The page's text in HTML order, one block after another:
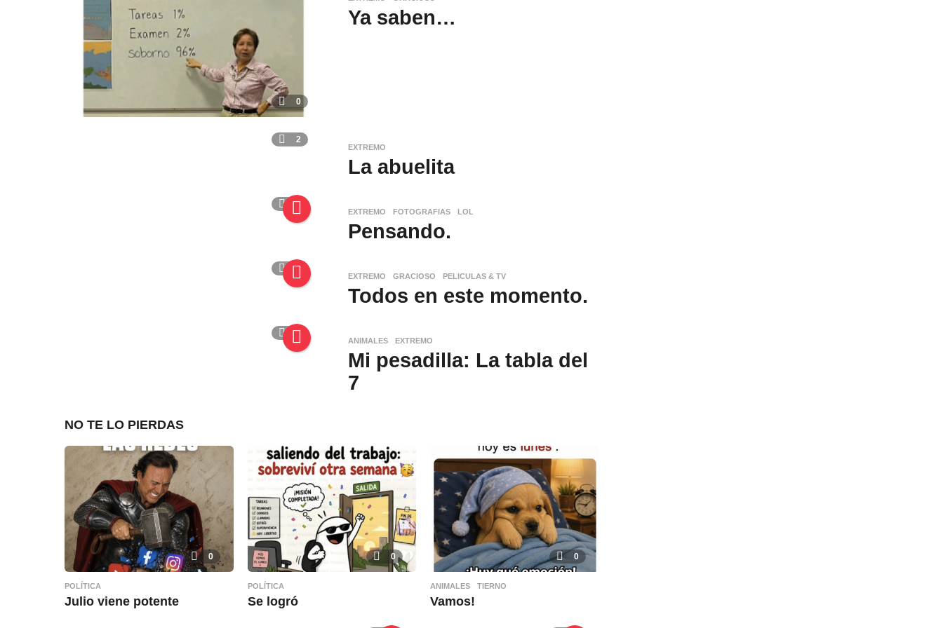
0
Ya saben…
2
EXTREMO
La abuelita
1
EXTREMO ,FOTOGRAFIAS ,LOL
Pensando.
0
EXTREMO ,GRACIOSO ,PELICULAS & TV
Todos en este momento.
2
ANIMALES ,EXTREMO
Mi pesadilla: La tabla del
7
NO TE LO PIERDAS
0
POLÍTICA
Julio viene potente
0
POLÍTICA
Se logró
0
ANIMALES ,TIERNO
Vamos!